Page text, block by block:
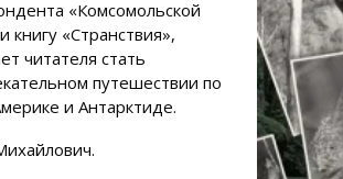
«Комсомольской
книгу «Странствия»,
читателя стать
путешествии по
и Антарктиде.